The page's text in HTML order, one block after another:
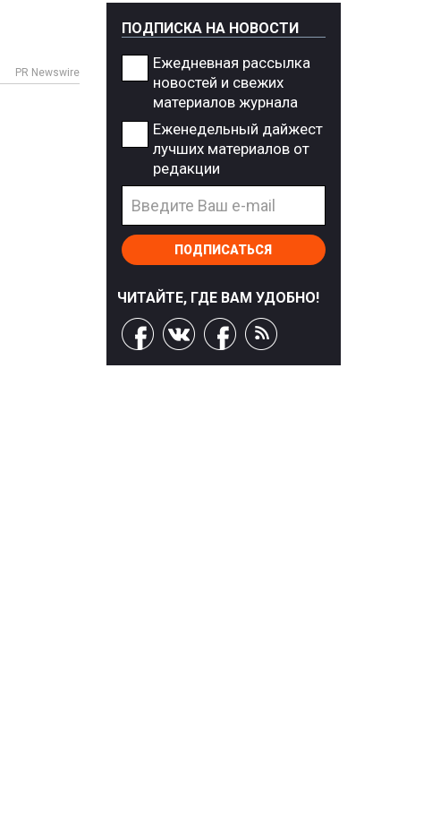
PR Newswire
ПОДПИСКА НА НОВОСТИ
Ежедневная рассылка
новостей и свежих
материалов журнала
Еженедельный дайжест
лучших материалов от
редакции
ПОДПИСАТЬСЯ
ЧИТАЙТЕ, ГДЕ ВАМ УДОБНО!